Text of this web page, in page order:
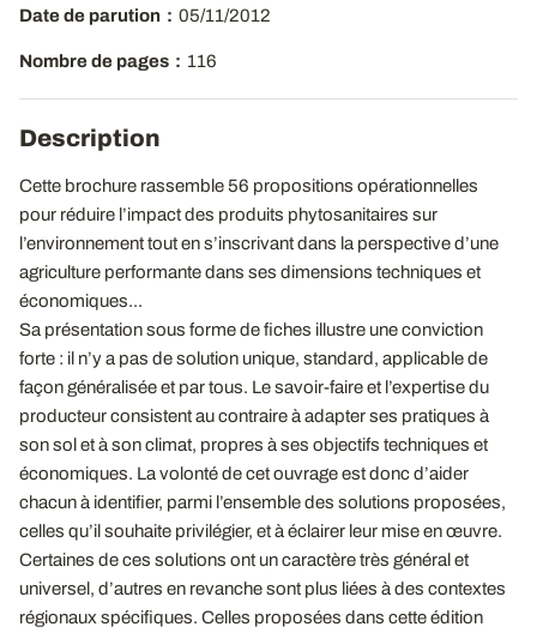
Date de parution 05/11/2012
Nombre de pages 116
Description
Cette brochure rassemble 56 propositions opérationnelles
pour réduire l’impact des produits phytosanitaires sur
l’environnement tout en s’inscrivant dans la perspective d’une
agriculture performante dans ses dimensions techniques et
économiques...
Sa présentation sous forme de fiches illustre une conviction
forte : il n’y a pas de solution unique, standard, applicable de
façon généralisée et par tous. Le savoir-faire et l’expertise du
producteur consistent au contraire à adapter ses pratiques à
son sol et à son climat, propres à ses objectifs techniques et
économiques. La volonté de cet ouvrage est donc d’aider
chacun à identifier, parmi l’ensemble des solutions proposées,
celles qu’il souhaite privilégier, et à éclairer leur mise en œuvre.
Certaines de ces solutions ont un caractère très général et
universel, d’autres en revanche sont plus liées à des contextes
régionaux spécifiques. Celles proposées dans cette édition